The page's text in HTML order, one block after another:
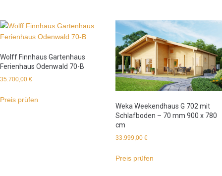
Wolff Finnhaus Gartenhaus
Ferienhaus Odenwald 70-B
35.700,00 €
Preis prüfen
Weka Weekendhaus G 702 mit
Schlafboden – 70 mm 900 x 780
cm
33.999,00 €
Preis prüfen